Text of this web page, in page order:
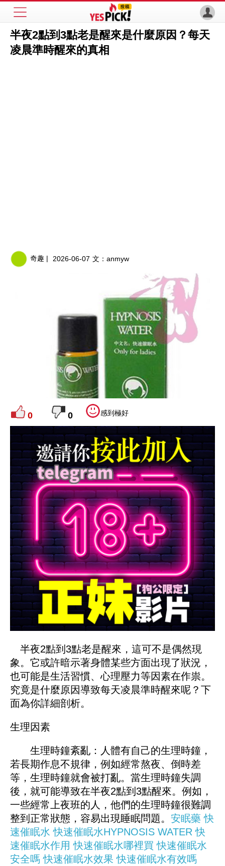
半夜2點到3點老是醒來是什麼原因？每天
凌晨準時醒來的真相
奇趣 | 2026-06-07 文： anmyw
0 0 感到極好
半夜2點到3點老是醒來，這可不是偶然現
象。它或許暗示著身體某些方面出現了狀況，
也可能是生活習慣、心理壓力等因素在作祟。
究竟是什麼原因導致每天凌晨準時醒來呢？下
面為你詳細剖析。
生理因素
生理時鐘紊亂：人體有自己的生理時鐘，
若長期作息不規律，例如經常熬夜、倒時差
等，生理時鐘就會被打亂。當生理時鐘失調
後，就可能導致在半夜2點到3點醒來。例如，
一些經常上夜班的人，他們的生理時鐘很難調
整到正常狀態，容易出現睡眠問題。 安眠藥 快
速催眠水 快速催眠水HYPNOSIS WATER 快
速催眠水作用 快速催眠水哪裡買 快速催眠水
安全嗎 快速催眠水效果 快速催眠水有效嗎